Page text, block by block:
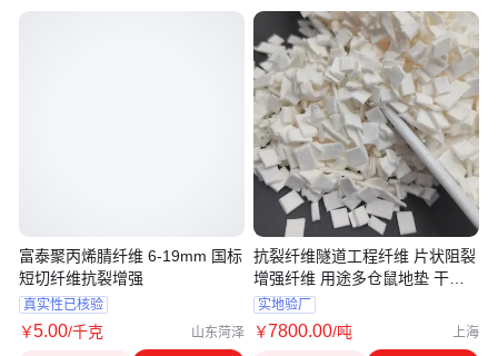
富泰聚丙烯腈纤维 6-19mm 国标
短切纤维抗裂增强
真实性已核验
￥5.00/千克 山东菏泽
抗裂纤维隧道工程纤维 片状阻裂
增强纤维 用途多仓鼠地垫 干燥
剂安全
实地验厂
￥7800.00/吨 上海